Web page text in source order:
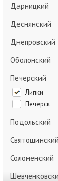
Дарницкий
Деснянский
Днепровский
Оболонский
Печерский
Липки
Печерск
Подольский
Святошинский
Соломенский